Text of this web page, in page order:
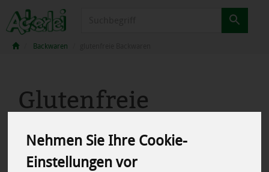
Nehmen Sie Ihre Cookie-
Einstellungen vor
Backwaren
Glutenfreie
Backwaren 5 von 2040